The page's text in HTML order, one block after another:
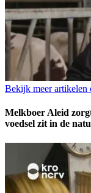
Bekijk meer artikelen
Melkboer Aleid
voedsel zit in de